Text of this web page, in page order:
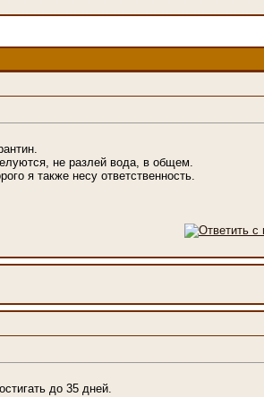
не разлей вода, в общем.
я также несу ответственность.
до 35 дней.